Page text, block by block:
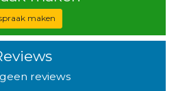
maken
reviews